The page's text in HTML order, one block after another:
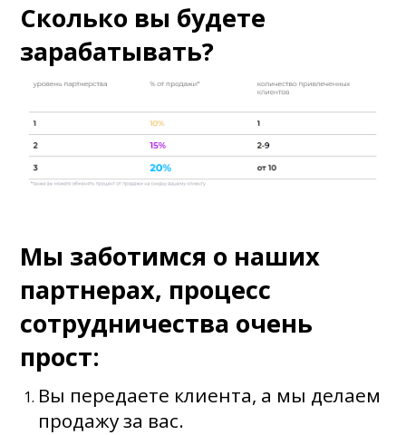
Сколько вы будете
зарабатывать?
Мы заботимся о наших
партнерах, процесс
сотрудничества очень
прост:
Вы передаете клиента, а мы делаем
продажу за вас.